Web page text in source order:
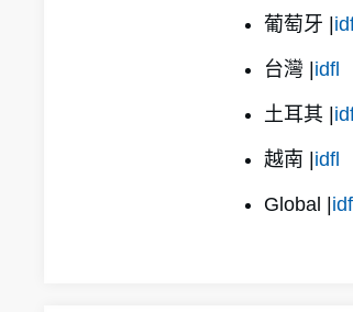
葡萄牙 |
台灣 |idfl
土耳其 |
越南 |idfl
Global |